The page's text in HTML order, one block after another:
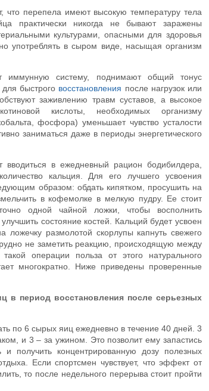
что перепела имеют высокую температуру тела
практически никогда не бывают заражены
культурами, опасными для здоровья
употреблять в сыром виде, насыщая организм
иммунную систему, поднимают общий тонус
для быстрого восстановления после нагрузок или
заживлению травм суставов, а высокое
кислоты, необходимых организму
фосфора) уменьшает чувство усталости
заниматься даже в периоды энергетического
в ежедневный рацион бодибилдера,
кальция. Для его лучшего усвоения
образом: обдать кипятком, просушить на
в кофемолке в мелкую пудру. Ее стоит
одной чайной ложки, чтобы восполнить
состояние костей. Кальций будет усвоен
ложечку размолотой скорлупы капнуть свежего
не заметить реакцию, происходящую между
операции польза от этого натурального
многократно. Ниже приведены проверенные
в период восстановления после серьезных
по 6 сырых яиц ежедневно в течение 40 дней. 3
и 3 – за ужином. Это позволит ему запастись
получить концентрированную дозу полезных
Если спортсмен чувствует, что эффект от
то после недельного перерыва стоит пройти